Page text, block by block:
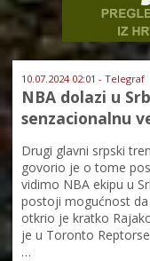
10.07.2024 02:01 - Telegraf
NBA dolazi u
senzacionalnu
Drugi glavni srpski
govorio je o tome
vidimo NBA ekipu u
postoji mogućnost
otkrio je kratko
je u Toronto
…